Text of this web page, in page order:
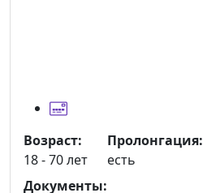
Возраст:
18 - 70 лет
Пролонгация:
есть
Документы: